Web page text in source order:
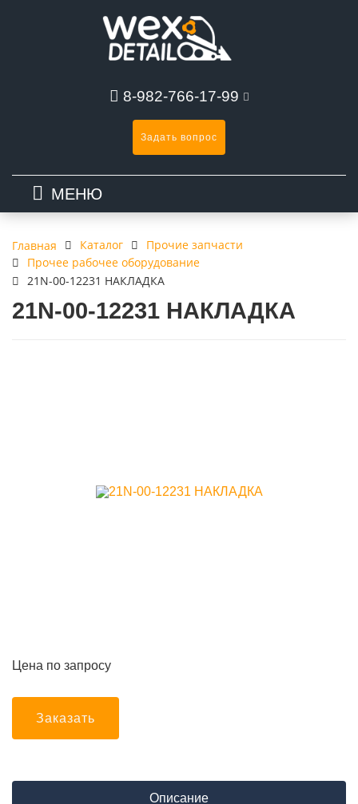
8-982-766-17-99
Задать вопрос
МЕНЮ
Главная Каталог
Прочие запчасти
Прочее рабочее оборудование
21N-00-12231 НАКЛАДКА
21N-00-12231 НАКЛАДКА
Цена по запросу
Заказать
Описание